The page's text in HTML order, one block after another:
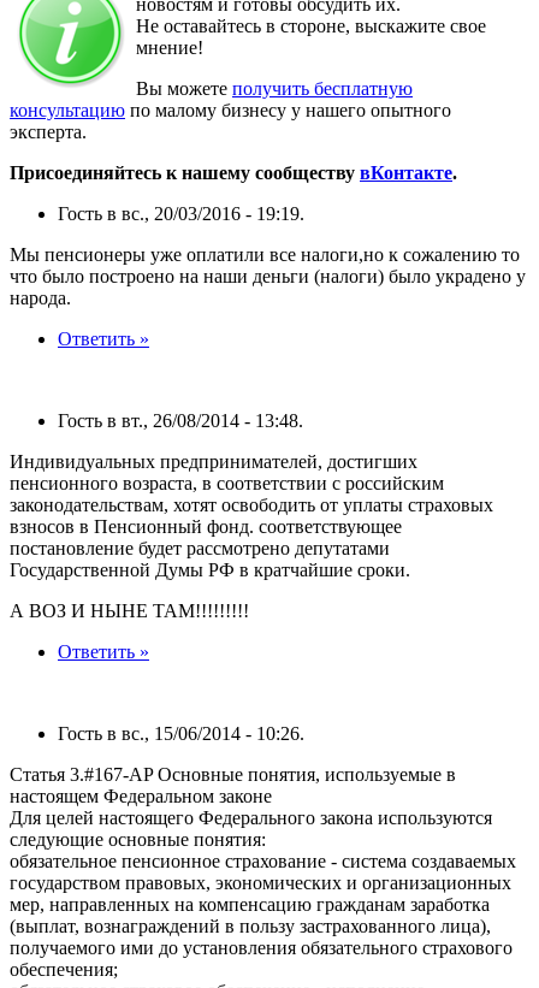
Не оставайтесь в стороне, выскажите свое
мнение!
Вы можете получить бесплатную
консультацию по малому бизнесу у нашего опытного
эксперта.
Присоединяйтесь к нашему сообществу вКонтакте.
Гость в вс., 20/03/2016 - 19:19.
Мы пенсионеры уже оплатили все налоги,но к сожалению то
что было построено на наши деньги (налоги) было украдено у
народа.
Ответить »
Гость в вт., 26/08/2014 - 13:48.
Индивидуальных предпринимателей, достигших
пенсионного возраста, в соответствии с российским
законодательствам, хотят освободить от уплаты страховых
взносов в Пенсионный фонд. соответствующее
постановление будет рассмотрено депутатами
Государственной Думы РФ в кратчайшие сроки.
А ВОЗ И НЫНЕ ТАМ!!!!!!!!!
Ответить »
Гость в вс., 15/06/2014 - 10:26.
Статья 3.#167-AP Основные понятия, используемые в
настоящем Федеральном законе
Для целей настоящего Федерального закона используются
следующие основные понятия:
обязательное пенсионное страхование - система создаваемых
государством правовых, экономических и организационных
мер, направленных на компенсацию гражданам заработка
(выплат, вознаграждений в пользу застрахованного лица),
получаемого ими до установления обязательного страхового
обеспечения;